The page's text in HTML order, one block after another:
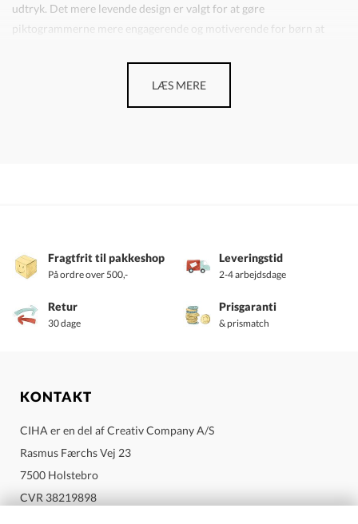
udtryk. Det mere levende design er valgt for at gøre
piktogrammerne mere engagerende og motiverende for børn at
Pakken er velegnet til brug i både vuggestue, børnehave og hjem og
kan tilpasses det enkelte barns behov.
Tilkøbspakke daginstitution + årstider/højtider
LÆS MERE
Fragtfrit til pakkeshop
På ordre over 500,-
Leveringstid
2-4 arbejdsdage
Retur
30 dage
Prisgaranti
& prismatch
KONTAKT
CIHA er en del af Creativ Company A/S
Rasmus Færchs Vej 23
7500 Holstebro
CVR 38219898